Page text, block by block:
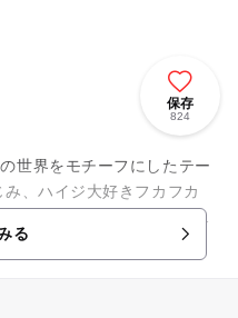
保存
824
世界をモチーフにしたテー
、ハイジ大好きフカフカ
などハイジにちなんだ商品
る